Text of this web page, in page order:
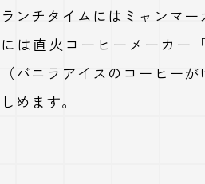
ランチタイムにはミャンマ
には直火コーヒーメーカー
（バニラアイスのコーヒー
しめます。